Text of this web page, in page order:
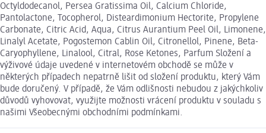
Octyldodecanol, Persea Gratissima Oil, Calcium Chloride,
Pantolactone, Tocopherol, Disteardimonium Hectorite, Propylene
Carbonate, Citric Acid, Aqua, Citrus Aurantium Peel Oil, Limonene,
Linalyl Acetate, Pogostemon Cablin Oil, Citronellol, Pinene, Beta-
Caryophyllene, Linalool, Citral, Rose Ketones, Parfum Složení a
výživové údaje uvedené v internetovém obchodě se může v
některých případech nepatrně lišit od složení produktu, který Vám
bude doručený. V případě, že Vám odlišnosti nebudou z jakýchkoliv
důvodů vyhovovat, využijte možnosti vrácení produktu v souladu s
našimi Všeobecnými obchodními podmínkami.